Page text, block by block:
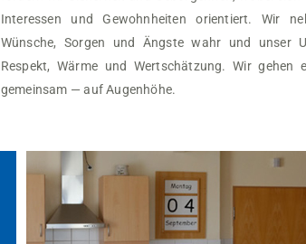
Interessen und Gewohnheiten orientiert. Wir
Wünsche, Sorgen und Ängste wahr und unser
Respekt, Wärme und Wertschätzung. Wir gehen
gemeinsam — auf Augenhöhe.